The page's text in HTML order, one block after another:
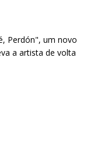
Perdón", um novo
a artista de volta